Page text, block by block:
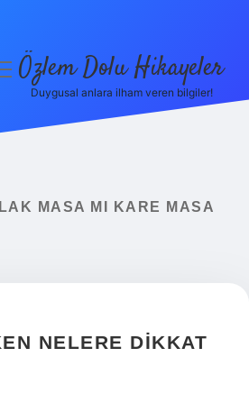
Özlem Dolu Hikayeler
Duygusal anlara ilham veren bilgiler!
MASA MI KARE MASA
NELERE DIKKAT